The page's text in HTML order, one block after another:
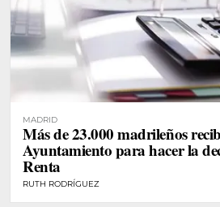
MADRID
Más de 23.000 madrileños
Ayuntamiento para hacer la
Renta
RUTH RODRÍGUEZ